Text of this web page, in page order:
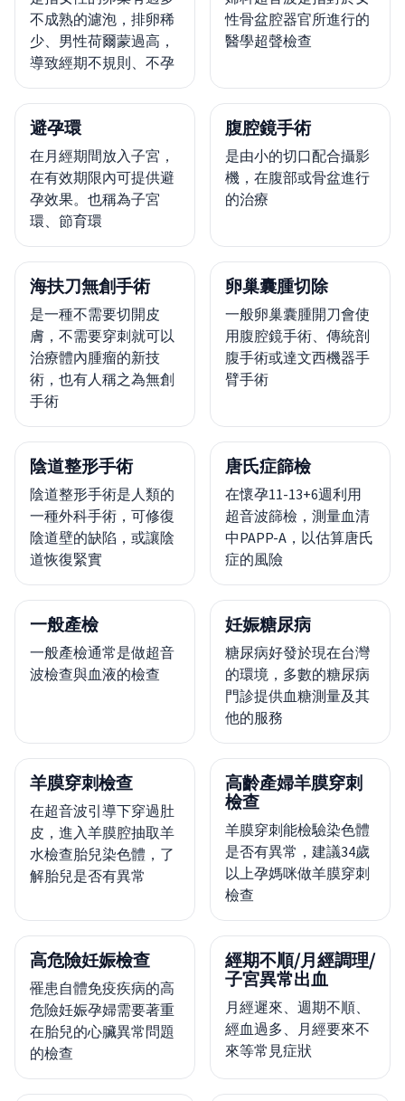
不成熟的濾泡，排卵稀
少、男性荷爾蒙過高，
導致經期不規則、不孕
性骨盆腔器官所進行的
醫學超聲檢查
避孕環
在月經期間放入子宮，
在有效期限內可提供避
孕效果。也稱為子宮
環、節育環
腹腔鏡手術
是由小的切口配合攝影
機，在腹部或骨盆進行
的治療
海扶刀無創手術
是一種不需要切開皮
膚，不需要穿刺就可以
治療體內腫瘤的新技
術，也有人稱之為無創
手術
卵巢囊腫切除
一般卵巢囊腫開刀會使
用腹腔鏡手術、傳統剖
腹手術或達文西機器手
臂手術
陰道整形手術
陰道整形手術是人類的
一種外科手術，可修復
陰道壁的缺陷，或讓陰
道恢復緊實
唐氏症篩檢
在懷孕11-13+6週利用
超音波篩檢，測量血清
中PAPP-A，以估算唐氏
症的風險
一般產檢
一般產檢通常是做超音
波檢查與血液的檢查
妊娠糖尿病
糖尿病好發於現在台灣
的環境，多數的糖尿病
門診提供血糖測量及其
他的服務
羊膜穿刺檢查
在超音波引導下穿過肚
皮，進入羊膜腔抽取羊
水檢查胎兒染色體，了
解胎兒是否有異常
高齡產婦羊膜穿刺
檢查
羊膜穿刺能檢驗染色體
是否有異常，建議34歲
以上孕媽咪做羊膜穿刺
檢查
高危險妊娠檢查
罹患自體免疫疾病的高
危險妊娠孕婦需要著重
在胎兒的心臟異常問題
的檢查
經期不順/月經調理/
子宮異常出血
月經遲來、週期不順、
經血過多、月經要來不
來等常見症狀